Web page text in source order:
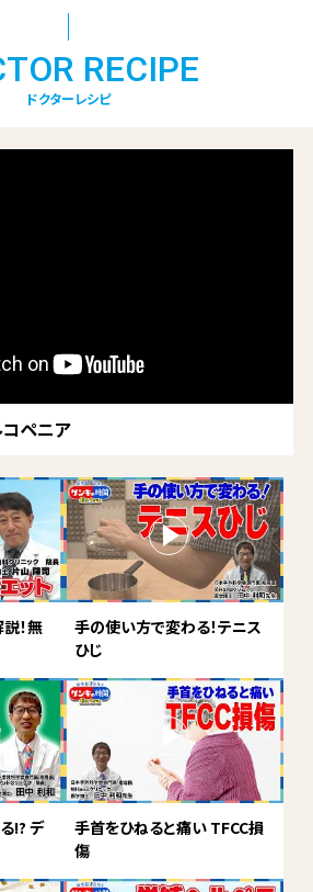
RECIPE
ドクターレシピ
ペニア
！無
手の使い方で変わる！テニス
ひじ
!? デ
手首をひねると痛い TFCC損
傷